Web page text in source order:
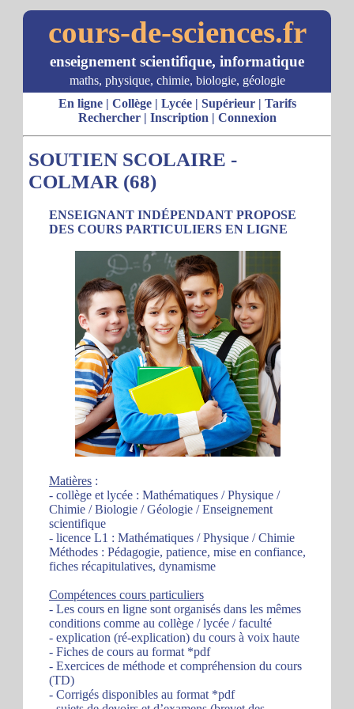
cours-de-sciences.fr
enseignement scientifique, informatique
maths, physique, chimie, biologie, géologie
En ligne| Collège| Lycée| Supérieur| Tarifs
Rechercher| Inscription | Connexion
SOUTIEN SCOLAIRE -
COLMAR (68)
ENSEIGNANT INDÉPENDANT PROPOSE
DES COURS PARTICULIERS EN LIGNE
Matières :
- collège et lycée : Mathématiques / Physique /
Chimie / Biologie / Géologie / Enseignement
scientifique
- licence L1 : Mathématiques / Physique / Chimie
Méthodes : Pédagogie, patience, mise en confiance,
fiches récapitulatives, dynamisme
Compétences cours particuliers
- Les cours en ligne sont organisés dans les mêmes
conditions comme au collège / lycée / faculté
- explication (ré-explication) du cours à voix haute
- Fiches de cours au format *pdf
- Exercices de méthode et compréhension du cours
(TD)
- Corrigés disponibles au format *pdf